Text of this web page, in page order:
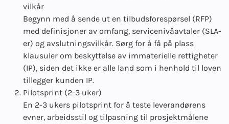
vilkår
Begynn med å sende ut en tilbudsforespørsel (RFP)
med definisjoner av omfang, servicenivåavtaler (SLA-
er) og avslutningsvilkår. Sørg for å få på plass
klausuler om beskyttelse av immaterielle rettigheter
(IP), siden det ikke er alle land som i henhold til loven
tillegger kunden IP.
Pilotsprint (2-3 uker)
En 2-3 ukers pilotsprint for å teste leverandørens
evner, arbeidsstil og tilpasning til prosjektmålene